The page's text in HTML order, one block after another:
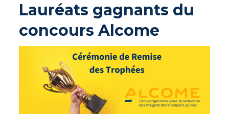
Lauréats gagnants du
concours Alcome